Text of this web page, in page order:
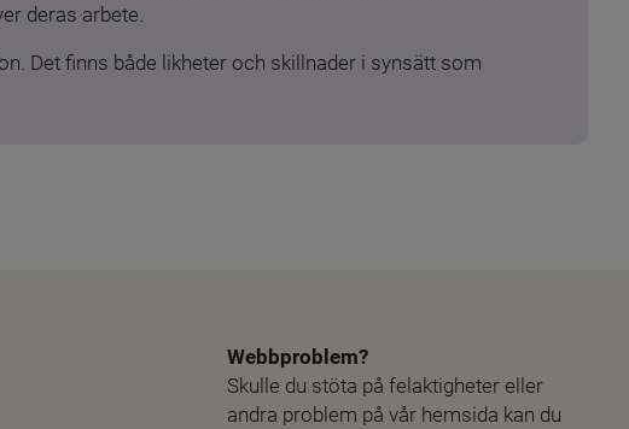
deras arbete.
Det finns både likheter och skillnader i synsätt som
Webbproblem?
Skulle du stöta på felaktigheter eller
andra problem på vår hemsida kan du